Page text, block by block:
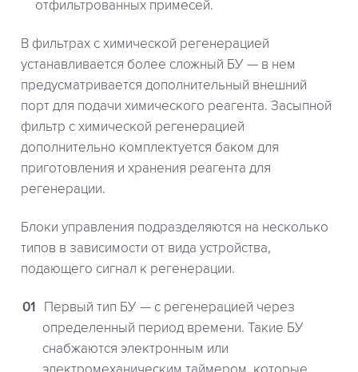
отфильтрованных примесей.
В фильтрах с химической регенерацией
устанавливается более сложный БУ — в нем
предусматривается дополнительный внешний
порт для подачи химического реагента. Засыпной
фильтр с химической регенерацией
дополнительно комплектуется баком для
приготовления и хранения реагента для
регенерации.
Блоки управления подразделяются на несколько
типов в зависимости от вида устройства,
подающего сигнал к регенерации.
Первый тип БУ — с регенерацией через
определенный период времени. Такие БУ
снабжаются электронным или